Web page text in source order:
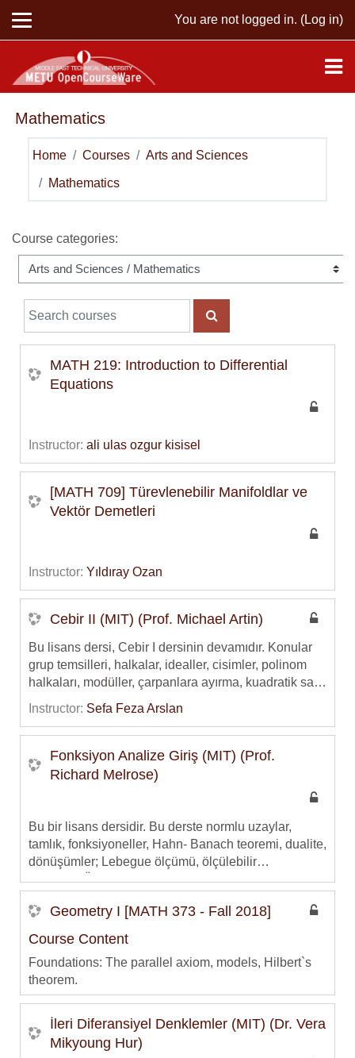
You are not logged in. (Log in)
Mathematics
Home Courses Arts and Sciences
Mathematics
Course categories:
Search courses
SEARCH COURSES
MATH 219: Introduction to Differential
Equations
Instructor: ali ulas ozgur kisisel
[MATH 709] Türevlenebilir Manifoldlar ve
Vektör Demetleri
Instructor: Yıldıray Ozan
Cebir II (MIT) (Prof. Michael Artin)
Bu lisans dersi, Cebir I dersinin devamıdır. Konular
grup temsilleri, halkalar, idealler, cisimler, polinom
halkaları, modüller, çarpanlara ayırma, kuadratik sayı
Galois teorisini içerir.
Bu ders TÜBA Açıkders Malzemeleri Projesi
kapsamında hazırlanmıştır ve TÜBA Ulusal Açıkders
Malzemeleri Portalinde (
Instructor: Sefa Feza Arslan
Fonksiyon Analize Giriş (MIT) (Prof.
Richard Melrose)
Bu bir lisans dersidir. Bu derste normlu uzaylar,
tamlık, fonksiyoneller, Hahn- Banach teoremi, dualite,
dönüşümler; Lebegue ölçümü, ölçülebilir
fonksiyonlar, integrallenebilirlik, Lp uzaylarının
iz sınıfından dönüşümler ile spektral teorem
işlenecektir.
Bu ders TÜBA Açıkders Malzemeleri Projesi
Malzemeleri Portalinde (http://www.acikders.org.tr
de yayınlanmaktadır.
Geometry I [MATH 373 - Fall 2018]
Course Content
Foundations: The parallel axiom, models, Hilbert`s
theorem.
Triangles: Theorems of Menelaus and Ceva,
classical remarkable points.
Circles: Power of a point with respect to a circle,
coaxal systems of circles, inversive geometry.
İleri Diferansiyel Denklemler (MIT) (Dr. Vera
Mikyoung Hur)